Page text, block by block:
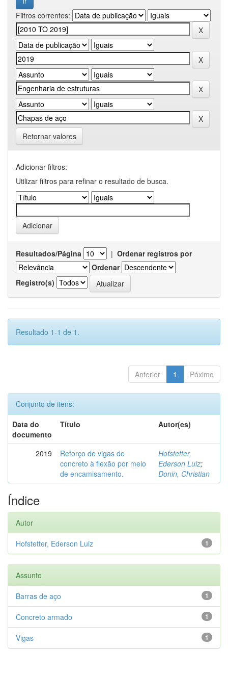
Filtros correntes:
Retornar valores
Adicionar filtros:
Utilizar filtros para refinar o resultado de busca.
Resultados/Página | Ordenar registros por
Ordenar
Registro(s)
Resultado 1-1 de 1.
Anterior 1 Póximo
Conjunto de itens:
Data do
documento
Título Autor(es)
2019
Reforço de vigas de
concreto à flexão por meio
de encamisamento.
Hofstetter,
Ederson Luiz;
Donin, Christian
Índice
Autor
1
Hofstetter, Ederson Luiz
Assunto
1
Barras de aço
1
Concreto armado
1
Vigas